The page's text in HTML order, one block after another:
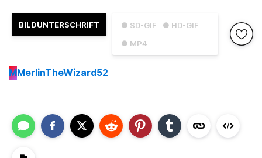
● SD-GIF
● HD-GIF
● MP4
BILDUNTERSCHRIFT
MMerlinTheWizard52